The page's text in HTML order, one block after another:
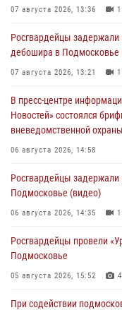
07 августа 2026, 13:36 1
Росгвардейцы
дебошира в Подмосковье
07 августа 2026, 13:21 1
В пресс-центре
Новостей» состоялся
вневедомственной
06 августа 2026, 14:58
Росгвардейцы задержали
Подмосковье (видео)
06 августа 2026, 14:35 1
Росгвардейцы провели
Подмосковье
05 августа 2026, 15:52 4
При содействии